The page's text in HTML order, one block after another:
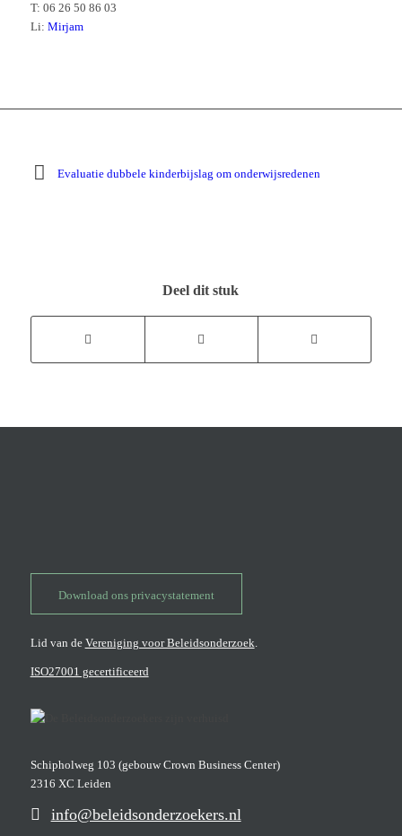
T: 06 26 50 86 03
Li: Mirjam
Evaluatie dubbele kinderbijslag om onderwijsredenen
Deel dit stuk
Download ons privacystatement
Lid van de Vereniging voor Beleidsonderzoek
ISO27001 gecertificeerd
Schipholweg 103 (gebouw Crown Business Center)
2316 XC Leiden
info@beleidsonderzoekers.nl